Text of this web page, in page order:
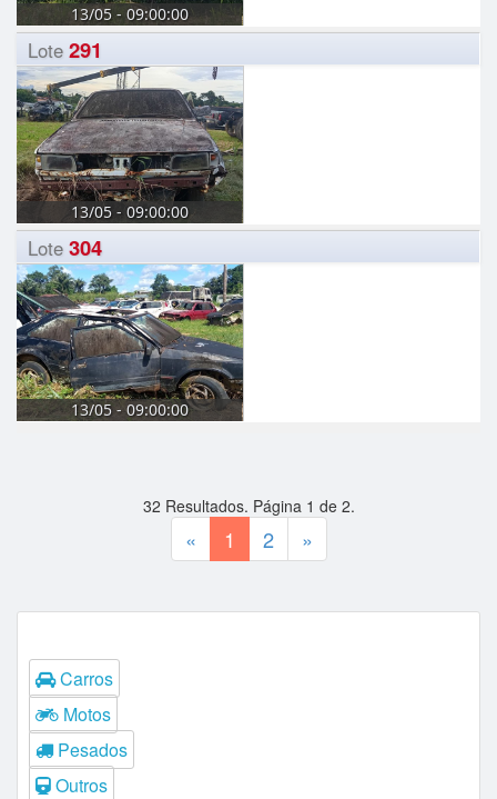
13/05 - 09:00:00
Lote 291
13/05 - 09:00:00
Lote 304
13/05 - 09:00:00
32 Resultados. Página 1 de 2.
« 1 2 »
Carros
Motos
Pesados
Outros